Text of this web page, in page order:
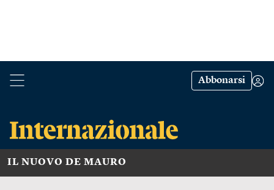
Abbonarsi
IL NUOVO DE MAURO